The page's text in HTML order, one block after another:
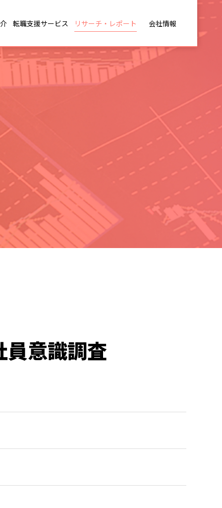
転職支援サービス リサーチ・レポート 会社情報
意識調査